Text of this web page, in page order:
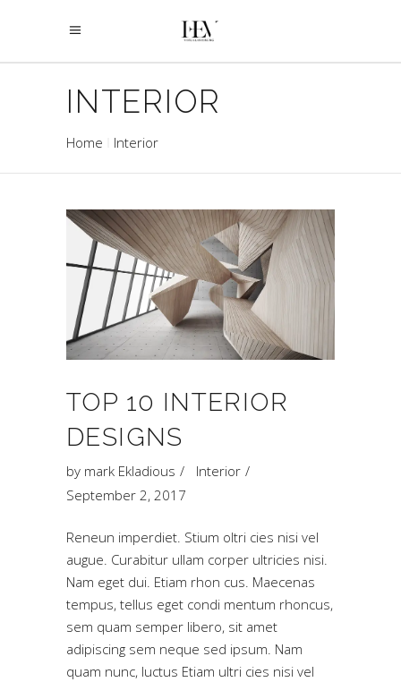
INTERIOR
Home Interior
TOP 10 INTERIOR
DESIGNS
by mark Ekladious
Interior
September 2, 2017
Reneun imperdiet. Stium oltri cies nisi vel
augue. Curabitur ullam corper ultricies nisi.
Nam eget dui. Etiam rhon cus. Maecenas
tempus, tellus eget condi mentum rhoncus,
sem quam semper libero, sit amet
adipiscing sem neque sed ipsum. Nam
quam nunc, luctus Etiam ultri cies nisi vel